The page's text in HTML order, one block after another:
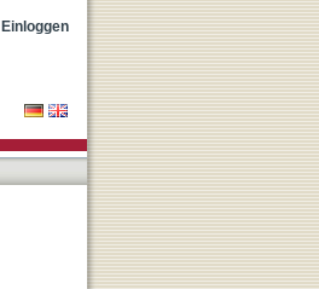
Einloggen